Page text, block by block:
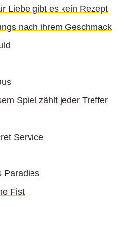
Liebe gibt es kein Rezept
nach ihrem Geschmack
Spiel zählt jeder Treffer
Service
Paradies
Fist